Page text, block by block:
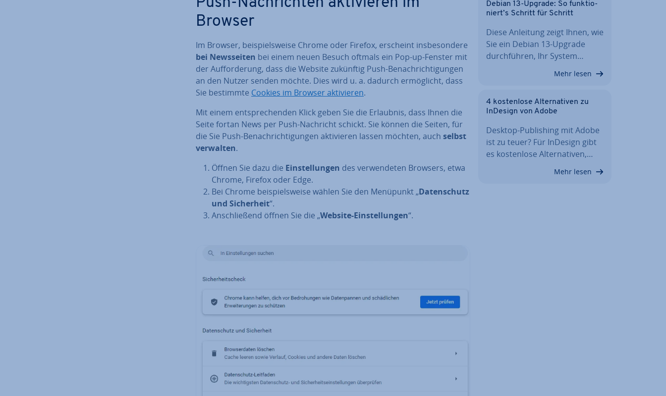
Browser
Im Browser, bei­spiels­wei­se Chrome oder Firefox, erscheint ins­be­son­de­re
bei News­sei­ten bei einem neuen Besuch oftmals ein Pop-up-Fenster mit
der Auf­for­de­rung, dass die Website zukünftig Push-Be­nach­rich­ti­gun­gen
an den Nutzer senden möchte. Dies wird u. a. dadurch er­mög­licht, dass
Sie bestimmte Cookies im Browser ak­ti­vie­ren.
Mit einem ent­spre­chen­den Klick geben Sie die Erlaubnis, dass Ihnen die
Seite fortan News per Push-Nachricht schickt. Sie können die Seiten, für
die Sie Push-Be­nach­rich­ti­gun­gen ak­ti­vie­ren lassen möchten, auch selbst
verwalten.
Öffnen Sie dazu die Ein­stel­lun­gen des ver­wen­de­ten Browsers, etwa
Chrome, Firefox oder Edge.
Bei Chrome bei­spiels­wei­se wählen Sie den Menüpunkt „Da­ten­schutz
und Si­cher­heit“.
An­schlie­ßend öffnen Sie die „Website-Ein­stel­lun­gen“.
Debian 13-Upgrade: So funk­tio­
niert’s Schritt für Schritt
Diese Anleitung zeigt Ihnen, wie
Sie ein Debian 13-Upgrade
durch­füh­ren, Ihr System…
Mehr lesen
4 kos­ten­lo­se Al­ter­na­ti­ven zu
InDesign von Adobe
Desktop-Pu­bli­shing mit Adobe
ist zu teuer? Für InDesign gibt
es kos­ten­lo­se Al­ter­na­ti­ven,…
Mehr lesen